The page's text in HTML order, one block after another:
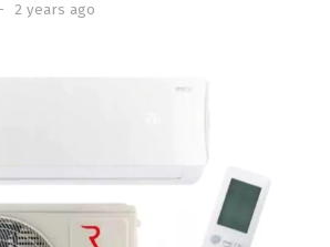
2 years ago